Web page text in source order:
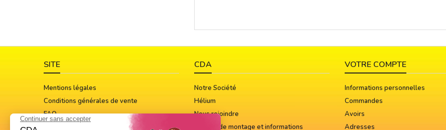
SITE
Mentions légales
Conditions générales de vente
FAQ
CDA
Notre Société
Hélium
Nous rejoindre
Notices de montage et informations
VOTRE COMPTE
Informations personnelles
Commandes
Avoirs
Adresses